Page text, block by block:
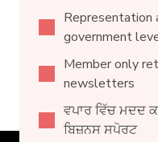
Representation
government
Member only
newsletters
ਵਪਾਰ ਵਿੱਚ ਮਦਦ
ਬਿਜ਼ਨਸ ਸਪੋਰਟ